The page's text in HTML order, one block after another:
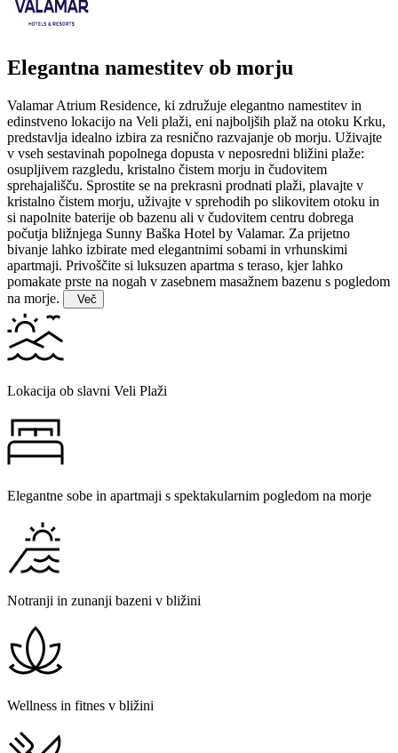
Elegantna namestitev ob morju
Valamar Atrium Residence, ki združuje elegantno namestitev in
edinstveno lokacijo na Veli plaži, eni najboljših plaž na otoku Krku,
predstavlja idealno izbira za resnično razvajanje ob morju. Uživajte
v vseh sestavinah popolnega dopusta v neposredni bližini plaže:
osupljivem razgledu, kristalno čistem morju in čudovitem
sprehajališču. Sprostite se na prekrasni prodnati plaži, plavajte v
kristalno čistem morju, uživajte v sprehodih po slikovitem otoku in
si napolnite baterije ob bazenu ali v čudovitem centru dobrega
počutja bližnjega Sunny Baška Hotel by Valamar. Za prijetno
bivanje lahko izbirate med elegantnimi sobami in vrhunskimi
apartmaji. Privoščite si luksuzen apartma s teraso, kjer lahko
pomakate prste na nogah v zasebnem masažnem bazenu s pogledom
na morje.
Več
Lokacija ob slavni Veli Plaži
Elegantne sobe in apartmaji s spektakularnim pogledom na morje
Notranji in zunanji bazeni v bližini
Wellness in fitnes v bližini